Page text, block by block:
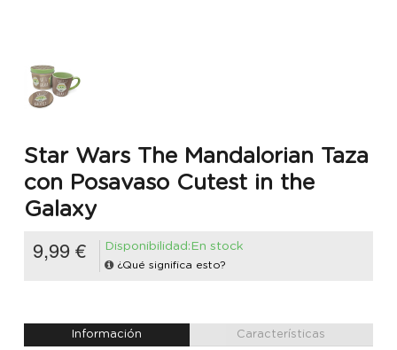
Star Wars The Mandalorian Taza
con Posavaso Cutest in the
Galaxy
9,99 € Disponibilidad:En stock
¿Qué significa esto?
Información Características